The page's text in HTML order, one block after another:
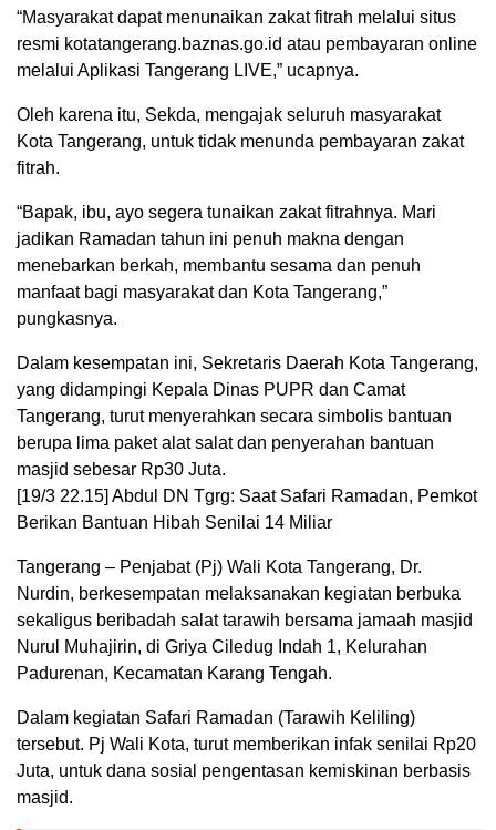
“Masyarakat dapat menunaikan zakat fitrah melalui situs
resmi kotatangerang.baznas.go.id atau pembayaran online
melalui Aplikasi Tangerang LIVE,” ucapnya.
Oleh karena itu, Sekda, mengajak seluruh masyarakat
Kota Tangerang, untuk tidak menunda pembayaran zakat
fitrah.
“Bapak, ibu, ayo segera tunaikan zakat fitrahnya. Mari
jadikan Ramadan tahun ini penuh makna dengan
menebarkan berkah, membantu sesama dan penuh
manfaat bagi masyarakat dan Kota Tangerang,”
pungkasnya.
Dalam kesempatan ini, Sekretaris Daerah Kota Tangerang,
yang didampingi Kepala Dinas PUPR dan Camat
Tangerang, turut menyerahkan secara simbolis bantuan
berupa lima paket alat salat dan penyerahan bantuan
masjid sebesar Rp30 Juta.
[19/3 22.15] Abdul DN Tgrg: Saat Safari Ramadan, Pemkot
Berikan Bantuan Hibah Senilai 14 Miliar
Tangerang – Penjabat (Pj) Wali Kota Tangerang, Dr.
Nurdin, berkesempatan melaksanakan kegiatan berbuka
sekaligus beribadah salat tarawih bersama jamaah masjid
Nurul Muhajirin, di Griya Ciledug Indah 1, Kelurahan
Padurenan, Kecamatan Karang Tengah.
Dalam kegiatan Safari Ramadan (Tarawih Keliling)
tersebut. Pj Wali Kota, turut memberikan infak senilai Rp20
Juta, untuk dana sosial pengentasan kemiskinan berbasis
masjid.